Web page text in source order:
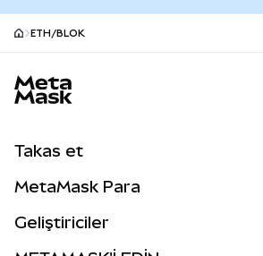
ETH/BLOK
Takas et
Perps
MetaMask Para
Geliştiriciler